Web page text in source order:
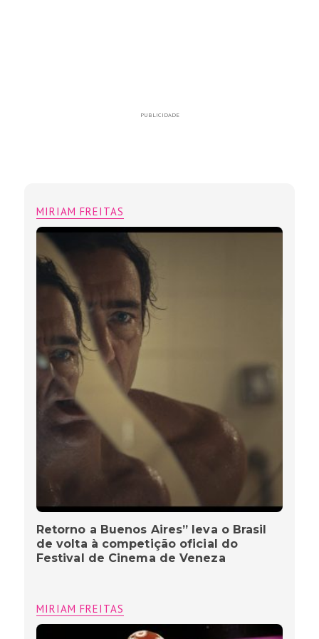
PUBLICIDADE
MIRIAM FREITAS
Retorno a Buenos Aires” leva o Brasil
de volta à competição oficial do
Festival de Cinema de Veneza
MIRIAM FREITAS